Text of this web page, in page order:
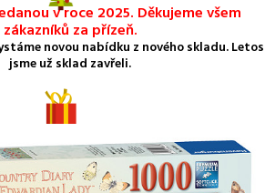
v roce 2025. Děkujeme všem
zákazníků za přízeň.
novou nabídku z nového skladu. Letos
jsme už sklad zavřeli.